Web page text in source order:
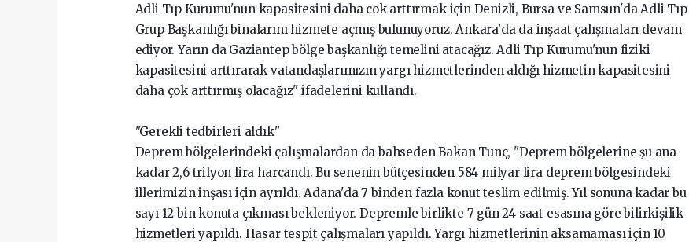
Adli Tıp Kurumu'nun kapasitesini daha çok arttırmak için Denizli, Bursa ve Samsun'da Adli Tıp
Grup Başkanlığı binalarını hizmete açmış bulunuyoruz. Ankara'da da inşaat çalışmaları devam
ediyor. Yarın da Gaziantep bölge başkanlığı temelini atacağız. Adli Tıp Kurumu'nun fiziki
kapasitesini arttırarak vatandaşlarımızın yargı hizmetlerinden aldığı hizmetin kapasitesini
daha çok arttırmış olacağız" ifadelerini kullandı.
"Gerekli tedbirleri aldık"
Deprem bölgelerindeki çalışmalardan da bahseden Bakan Tunç, "Deprem bölgelerine şu ana
kadar 2,6 trilyon lira harcandı. Bu senenin bütçesinden 584 milyar lira deprem bölgesindeki
illerimizin inşası için ayrıldı. Adana'da 7 binden fazla konut teslim edilmiş. Yıl sonuna kadar bu
sayı 12 bin konuta çıkması bekleniyor. Depremle birlikte 7 gün 24 saat esasına göre bilirkişilik
hizmetleri yapıldı. Hasar tespit çalışmaları yapıldı. Yargı hizmetlerinin aksamaması için 10